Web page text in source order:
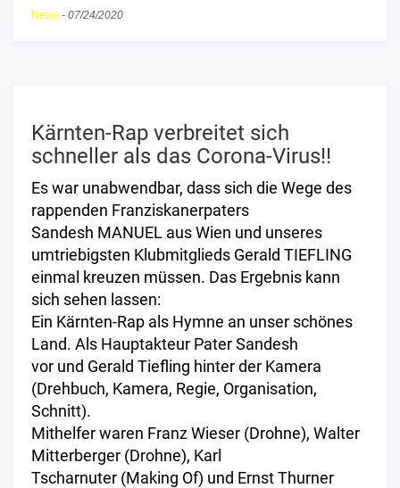
News - 07/24/2020
Kärnten-Rap verbreitet sich
schneller als das Corona-Virus!!
Es war unabwendbar, dass sich die Wege des
rappenden Franziskanerpaters
Sandesh MANUEL aus Wien und unseres
umtriebigsten Klubmitglieds Gerald TIEFLING
einmal kreuzen müssen. Das Ergebnis kann
sich sehen lassen:
Ein Kärnten-Rap als Hymne an unser schönes
Land. Als Hauptakteur Pater Sandesh
vor und Gerald Tiefling hinter der Kamera
(Drehbuch, Kamera, Regie, Organisation,
Schnitt).
Mithelfer waren Franz Wieser (Drohne), Walter
Mitterberger (Drohne), Karl
Tscharnuter (Making Of) und Ernst Thurner